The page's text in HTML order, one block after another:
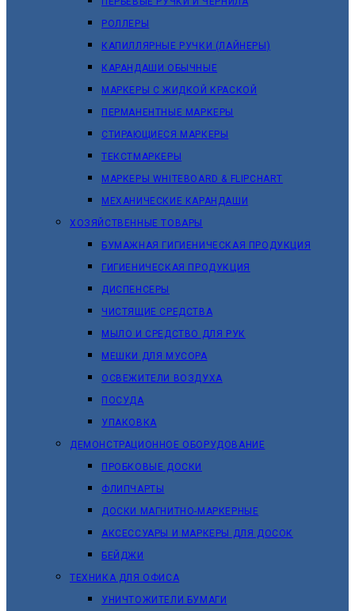
РОЛЛЕРЫ
КАПИЛЛЯРНЫЕ РУЧКИ (ЛАЙНЕРЫ)
КАРАНДАШИ ОБЫЧНЫЕ
МАРКЕРЫ C ЖИДКОЙ КРАСКОЙ
ПЕРМАНЕНТНЫЕ МАРКЕРЫ
СТИРАЮЩИЕСЯ МАРКЕРЫ
ТЕКСТМАРКЕРЫ
МАРКЕРЫ WHITEBOARD & FLIPCHART
МЕХАНИЧЕСКИЕ КАРАНДАШИ
ХОЗЯЙСТВЕННЫЕ ТОВАРЫ
БУМАЖНАЯ ГИГИЕНИЧЕСКАЯ ПРОДУКЦИЯ
ГИГИЕНИЧЕСКАЯ ПРОДУКЦИЯ
ДИСПЕНСЕРЫ
ЧИСТЯЩИЕ СРЕДСТВА
МЫЛО И СРЕДСТВО ДЛЯ РУК
МЕШКИ ДЛЯ МУСОРА
ОСВЕЖИТЕЛИ ВОЗДУХА
ПОСУДА
УПАКОВКА
ДЕМОНСТРАЦИОННОЕ ОБОРУДОВАНИЕ
ПРОБКОВЫЕ ДОСКИ
ФЛИПЧАРТЫ
ДОСКИ МАГНИТНО-МАРКЕРНЫЕ
АКСЕССУАРЫ И МАРКЕРЫ ДЛЯ ДОСОК
БЕЙДЖИ
ТЕХНИКА ДЛЯ ОФИСА
УНИЧТОЖИТЕЛИ БУМАГИ